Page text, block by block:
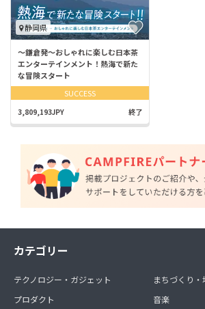
静岡県
～鎌倉発～おしゃれに楽しむ日本茶
エンターテインメント！熱海で新た
な冒険スタート
SUCCESS
3,809,193JPY 終了
カテゴリー
テクノロジー・ガジェット
プロダクト
まちづくり
音楽